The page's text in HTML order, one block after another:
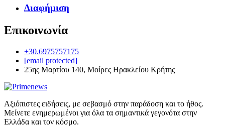
Διαφήμιση
Επικοινωνία
+30.6975757175
[email protected]
25ης Μαρτίου 140, Μοίρες Ηρακλείου Κρήτης
Αξιόπιστες ειδήσεις, με σεβασμό στην παράδοση και το ήθος.
Μείνετε ενημερωμένοι για όλα τα σημαντικά γεγονότα στην
Ελλάδα και τον κόσμο.